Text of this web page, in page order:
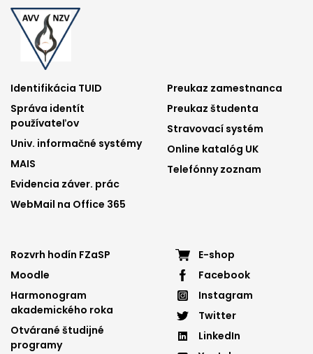
Footer
menu
1
Identifikácia TUID
Správa identít
používateľov
Univ. informačné systémy
MAIS
Evidencia záver. prác
WebMail na Office 365
Footer
menu
2
Preukaz zamestnanca
Preukaz študenta
Stravovací systém
Online katalóg UK
Telefónny zoznam
Footer
menu
3
Rozvrh hodín FZaSP
Moodle
Harmonogram
akademického roka
Otvárané študijné
programy
Footer
menu
4
E-shop
Facebook
Instagram
Twitter
LinkedIn